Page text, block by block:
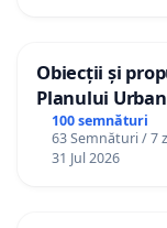
Obiecții și
Planului
100 semnături
63 Semnături / 7
31 Jul 2026